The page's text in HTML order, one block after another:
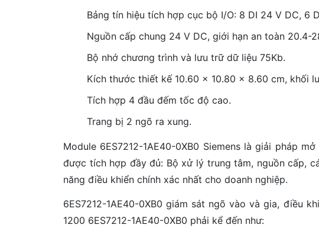
Bảng tín hiệu tích hợp cục bộ I/O: 8 DI 24 V DC, 6
Nguồn cấp chung 24 V DC, giới hạn an toàn 20.4-
Bộ nhớ chương trình và lưu trữ dữ liệu 75Kb.
Kích thước thiết kế 10.60 x 10.80 x 8.60 cm, khối
Tích hợp 4 đầu đếm tốc độ cao.
Trang bị 2 ngõ ra xung.
Module 6ES7212-1AE40-0XB0 Siemens là giải pháp
được tích hợp đầy đủ: Bộ xử lý trung tâm, nguồn cấp,
năng điều khiển chính xác nhất cho doanh nghiệp.
6ES7212-1AE40-0XB0 giám sát ngõ vào và gia, điều
1200 6ES7212-1AE40-0XB0 phải kể đến như: